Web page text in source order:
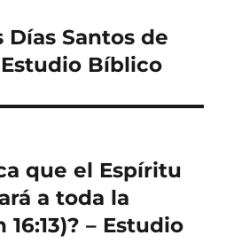
Días Santos de
Bíblico
que el Espíritu
a toda la
– Estudio